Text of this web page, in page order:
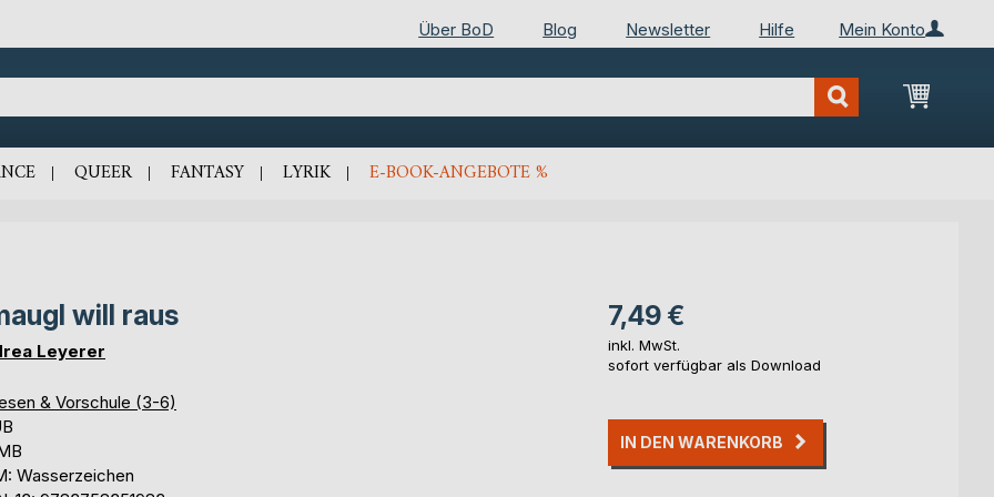
Mein Konto
Über BoD Blog Newsletter Hilfe
Mein
QUEER FANTASY LYRIK E-BOOK-ANGEBOTE %
will raus
Leyerer
& Vorschule (3-6)
Wasserzeichen
7,49 €
inkl. MwSt.
sofort verfügbar als Download
IN DEN WARENKORB